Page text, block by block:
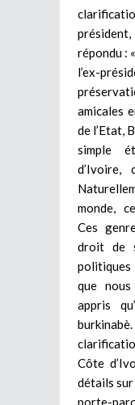
répondu :
l’ex-
amicales
de l’Etat,
simple
d’Ivoire,
monde,
Ces
droit de
que
appris
Côte
détails
porte-